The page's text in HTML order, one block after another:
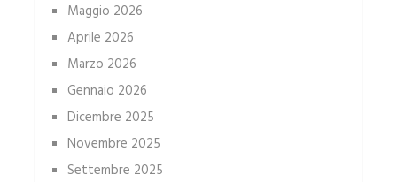
Maggio 2026
Aprile 2026
Marzo 2026
Gennaio 2026
Dicembre 2025
Novembre 2025
Settembre 2025